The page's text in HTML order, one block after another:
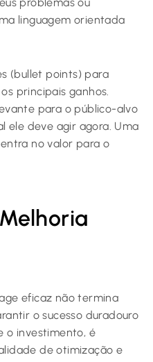
problemas ou
linguagem orientada
(bullet points) para
principais ganhos.
para o público-alvo
ele deve agir agora. Uma
no valor para o
eficaz não termina
o sucesso duradouro
o investimento, é
de otimização e